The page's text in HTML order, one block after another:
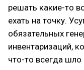
решать какие-то
ехать на точку.
обязательных
инвентаризаций,
что-то всегда шло